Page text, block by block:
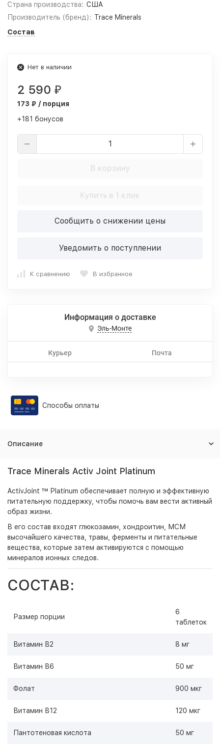
Страна производства: США
Производитель (бренд): Trace Minerals
Состав
Нет в наличии
2 590 ₽
173 ₽ / порция
+181 бонусов
В корзину
Купить в 1 клик
Сообщить о снижении цены
Уведомить о поступлении
К сравнению В избранное
Информация о доставке
Эль-Монте
Курьер Почта
Способы оплаты
Описание
Trace Minerals Activ Joint Platinum
ActivJoint ™ Platinum обеспечивает полную и эффективную
питательную поддержку, чтобы помочь вам вести активный
образ жизни.
В его состав входят глюкозамин, хондроитин, МСМ
высочайшего качества, травы, ферменты и питательные
вещества, которые затем активируются с помощью
минералов ионных следов.
СОСТАВ:
Размер порции
6
таблеток
Витамин В2 8 мг
Витамин В6 50 мг
Фолат 900 мкг
Витамин В12 120 мкг
Пантотеновая кислота 50 мг